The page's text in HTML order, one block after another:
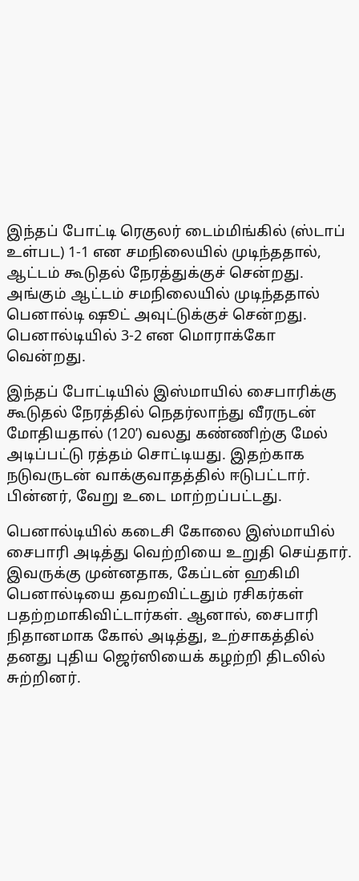
இந்தப் போட்டி ரெகுலர் டைம்மிங்கில் (ஸ்டாப்
உள்பட) 1-1 என சமநிலையில் முடிந்ததால்,
ஆட்டம் கூடுதல் நேரத்துக்குச் சென்றது.
அங்கும் ஆட்டம் சமநிலையில் முடிந்ததால்
பெனால்டி ஷூட் அவுட்டுக்குச் சென்றது.
பெனால்டியில் 3-2 என மொராக்கோ
வென்றது.
இந்தப் போட்டியில் இஸ்மாயில் சைபாரிக்கு
கூடுதல் நேரத்தில் நெதர்லாந்து வீரருடன்
மோதியதால் (120’) வலது கண்ணிற்கு மேல்
அடிப்பட்டு ரத்தம் சொட்டியது. இதற்காக
நடுவருடன் வாக்குவாதத்தில் ஈடுபட்டார்.
பின்னர், வேறு உடை மாற்றப்பட்டது.
பெனால்டியில் கடைசி கோலை இஸ்மாயில்
சைபாரி அடித்து வெற்றியை உறுதி செய்தார்.
இவருக்கு முன்னதாக, கேப்டன் ஹகிமி
பெனால்டியை தவறவிட்டதும் ரசிகர்கள்
பதற்றமாகிவிட்டார்கள். ஆனால், சைபாரி
நிதானமாக கோல் அடித்து, உற்சாகத்தில்
தனது புதிய ஜெர்ஸியைக் கழற்றி திடலில்
சுற்றினர்.